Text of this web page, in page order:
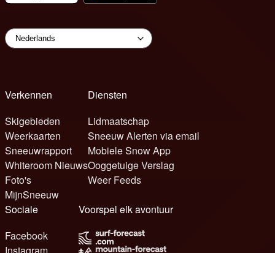
Verkennen
Skigebieden
Weerkaarten
Sneeuwrapport
Whiteroom Nieuws
Foto's
MijnSneeuw
Diensten
Lidmaatschap
Sneeuw Alerten via email
Mobiele Snow App
Ooggetuige Verslag
Weer Feeds
Sociale
Facebook
Voorspel elk avontuur